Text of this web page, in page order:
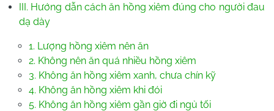
III. Hướng dẫn cách ăn hồng xiêm đúng cho người đau
dạ dày
1. Lượng hồng xiêm nên ăn
2. Không nên ăn quá nhiều hồng xiêm
3. Không ăn hồng xiêm xanh, chưa chín kỹ
4. Không ăn hồng xiêm khi đói
5. Không ăn hồng xiêm gần giờ đi ngủ tối